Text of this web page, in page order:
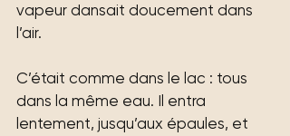
vapeur dansait doucement dans
l’air.
C’était comme dans le lac : tous
dans la même eau. Il entra
lentement, jusqu’aux épaules, et